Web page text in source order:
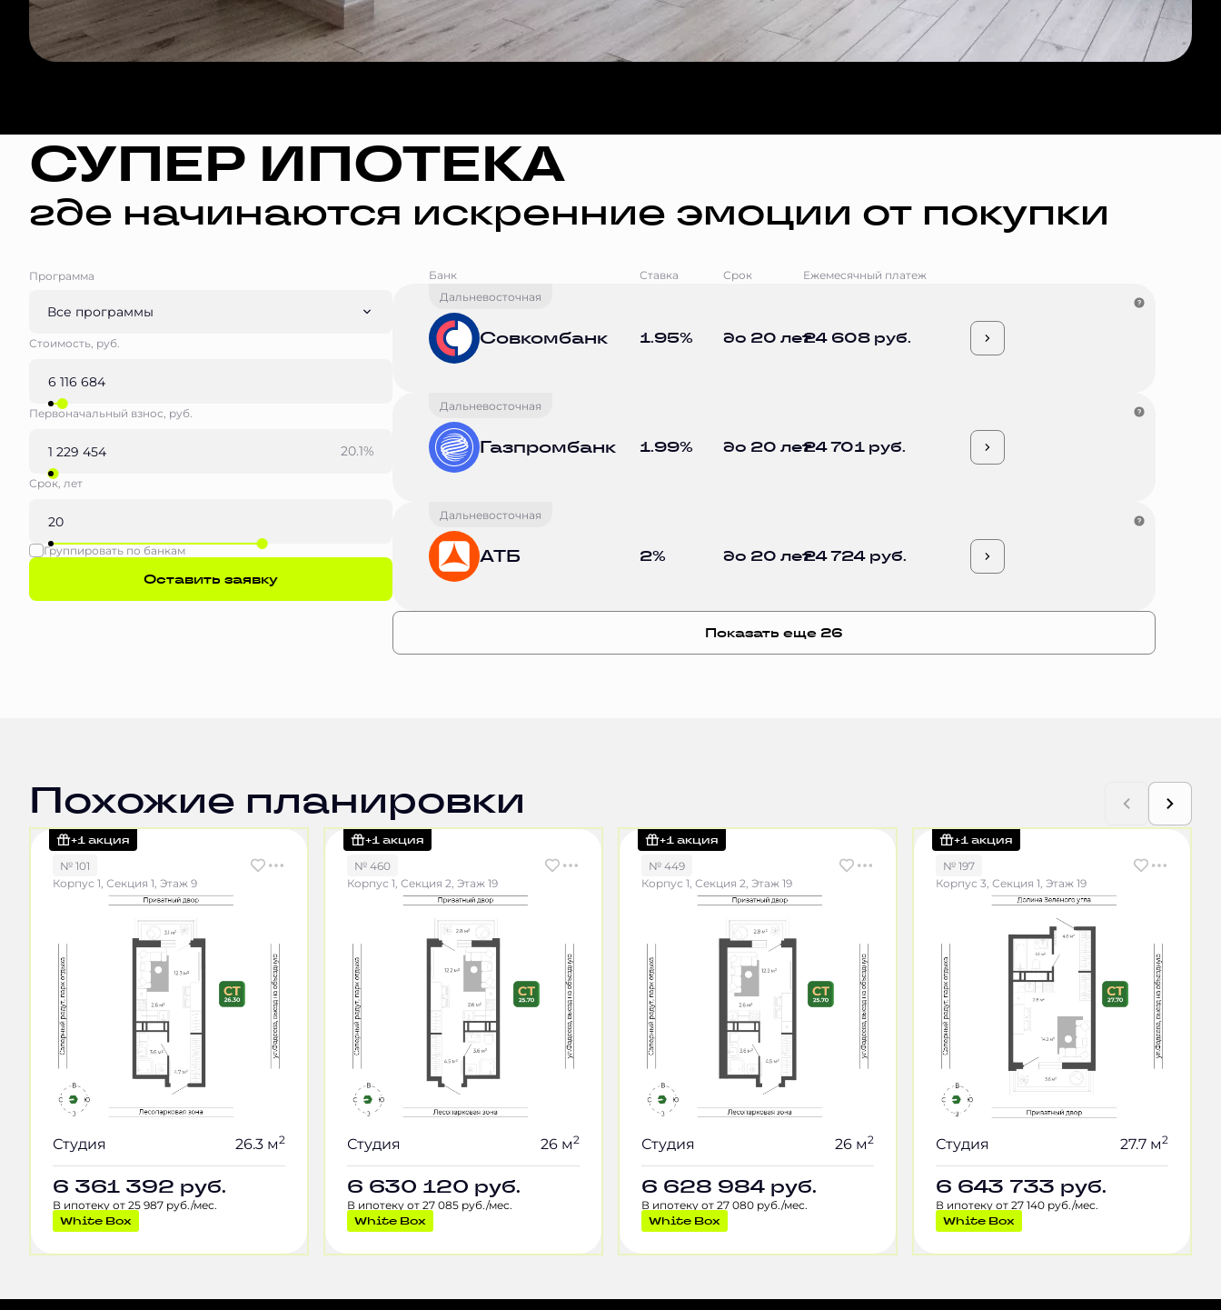
СУПЕР ИПОТЕКА
где начинаются искренние эмоции от покупки
Программа
Все программы
Стоимость, руб.
Первоначальный взнос, руб.
20.1%
Срок, лет
Группировать по банкам
Оставить заявку
Банк Ставка Срок
Ежемесячный платеж
Дальневосточная
Совкомбанк 1.95% до 20 лет24 608 руб.
Дальневосточная
Газпромбанк 1.99% до 20 лет24 701 руб.
Дальневосточная
АТБ 2% до 20 лет24 724 руб.
Показать еще 26
Похожие планировки
+1 акция
№ 101
Корпус 1, Секция 1, Этаж 9
Студия 26.3 м2
6 361 392 руб.
В ипотеку от 25 987 руб./мес.
White Box
+1 акция
№ 460
Корпус 1, Секция 2, Этаж 19
Студия 26 м2
6 630 120 руб.
В ипотеку от 27 085 руб./мес.
White Box
+1 акция
№ 449
Корпус 1, Секция 2, Этаж 19
Студия 26 м2
6 628 984 руб.
В ипотеку от 27 080 руб./мес.
White Box
+1 акция
№ 197
Корпус 3, Секция 1, Этаж 19
Студия 27.7 м2
6 643 733 руб.
В ипотеку от 27 140 руб./мес.
White Box